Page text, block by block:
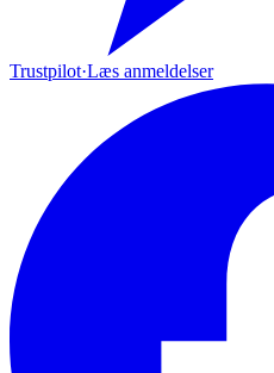
Trustpilot·Læs anmeldelser